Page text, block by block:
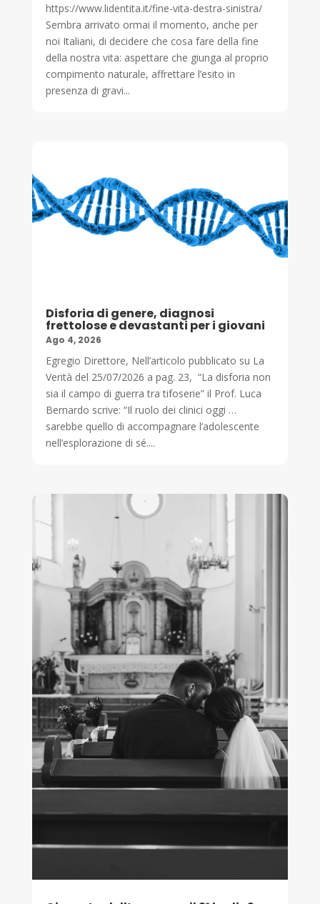
https://www.lidentita.it/fine-vita-destra-sinistra/
Sembra arrivato ormai il momento, anche per
noi Italiani, di decidere che cosa fare della fine
della nostra vita: aspettare che giunga al proprio
compimento naturale, affrettare l’esito in
presenza di gravi...
Disforia di genere, diagnosi
frettolose e devastanti per i giovani
Ago 4, 2026
Egregio Direttore, Nell’articolo pubblicato su La
Verità del 25/07/2026 a pag. 23, “La disforia non
sia il campo di guerra tra tifoserie” il Prof. Luca
Bernardo scrive: “Il ruolo dei clinici oggi …
sarebbe quello di accompagnare l’adolescente
nell’esplorazione di sé....